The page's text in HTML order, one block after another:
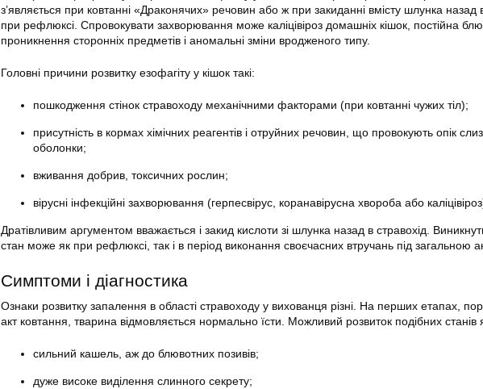
з’являється при ковтанні «Драконячих» речовин або ж при закиданні вмісту шлунка назад
при рефлюксі. Спровокувати захворювання може каліцівіроз домашніх кішок, постійна
проникнення сторонніх предметів і аномальні зміни вродженого типу.
Головні причини розвитку езофагіту у кішок такі:
пошкодження стінок стравоходу механічними факторами (при ковтанні чужих тіл);
присутність в кормах хімічних реагентів і отруйних речовин, що провокують опік
оболонки;
вживання добрив, токсичних рослин;
вірусні інфекційні захворювання (герпесвірус, коранавірусна хвороба або
Дратівливим аргументом вважається і закид кислоти зі шлунка назад в стравохід.
стан може як при рефлюксі, так і в період виконання своєчасних втручань під загальною
Симптоми і діагностика
Ознаки розвитку запалення в області стравоходу у вихованця різні. На перших етапах,
акт ковтання, тварина відмовляється нормально їсти. Можливий розвиток подібних станів
сильний кашель, аж до блювотних позивів;
дуже високе виділення слинного секрету;